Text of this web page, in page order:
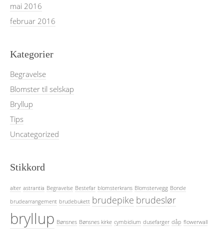
mai 2016
februar 2016
Kategorier
Begravelse
Blomster til selskap
Bryllup
Tips
Uncategorized
Stikkord
alter astrantia Begravelse Bestefar blomsterkrans Blomstervegg Bonde
brudearrangement brudebukett brudepike brudeslør
bryllup Bønsnes Bønsnes kirke cymbidium dusefarger dåp flowerwall